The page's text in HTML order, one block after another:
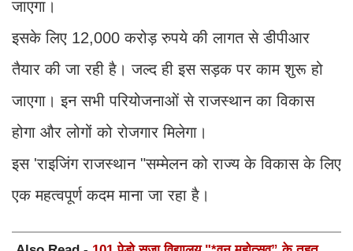
जाएगा।
इसके लिए 12,000 करोड़ रुपये की लागत से डीपीआर
तैयार की जा रही है। जल्द ही इस सड़क पर काम शुरू हो
जाएगा। इन सभी परियोजनाओं से राजस्थान का विकास
होगा और लोगों को रोजगार मिलेगा।
इस 'राइजिंग राजस्थान "सम्मेलन को राज्य के विकास के लिए
एक महत्वपूर्ण कदम माना जा रहा है।